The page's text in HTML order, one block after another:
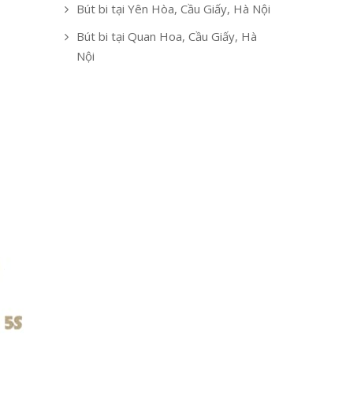
Bút bi tại Yên Hòa, Cầu Giấy, Hà Nội
Bút bi tại Quan Hoa, Cầu Giấy, Hà
Nội